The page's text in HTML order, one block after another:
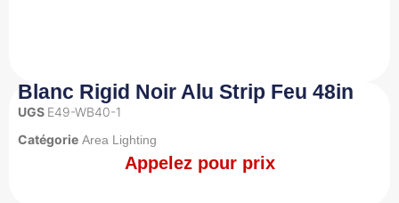
Blanc Rigid Noir Alu Strip Feu 48in
UGS E49-WB40-1
Catégorie Area Lighting
Appelez pour prix